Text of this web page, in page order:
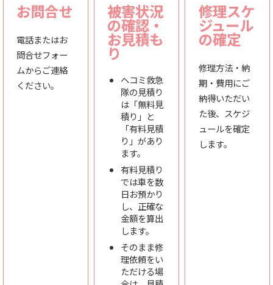
お問合せ
電話またはお
問合せフォー
ムからご連絡
ください。
被害状況
の確認・
お見積も
り
ヘコミ救急
隊の見積り
は「無料見
積り」と
「有料見積
り」があり
ます。
有料見積り
では車を数
日お預かり
し、正確な
金額を算出
します。
そのまま修
理依頼をい
ただける場
修理スケ
ジュール
の確定
修理方法・納
期・費用にご
納得いただい
た後、スケジ
ュールを確定
します。